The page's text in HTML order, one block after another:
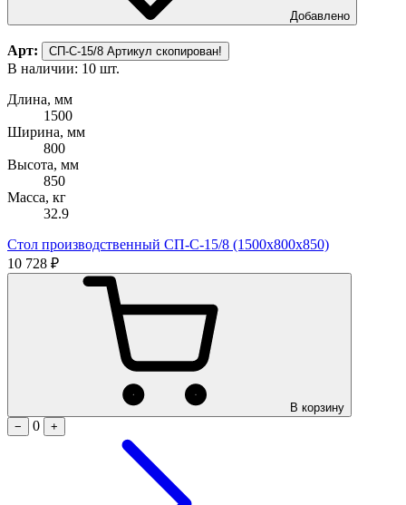
Добавлено
Арт: СП-С-15/8 Артикул скопирован!
В наличии: 10 шт.
Длина, мм
1500
Ширина, мм
800
Высота, мм
850
Масса, кг
32.9
Стол производственный СП-С-15/8 (1500х800х850)
10 728 ₽
В корзину
−
0 +